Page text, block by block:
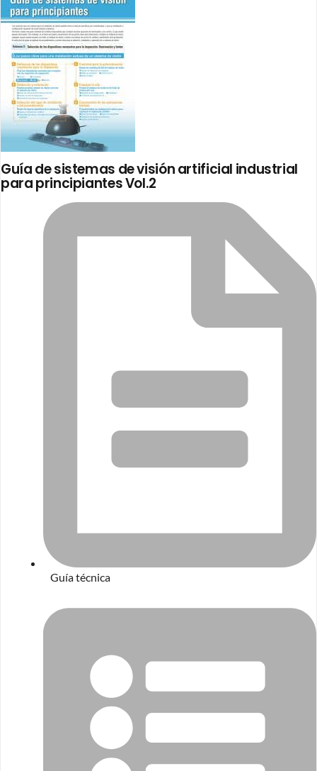
Guía de sistemas de visión artificial industrial
para principiantes Vol.2
Guía técnica